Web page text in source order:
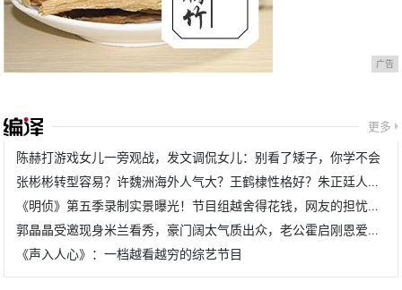
广告
更多
陈赫打游戏女儿一旁观战，发文调侃女儿：别看了矮子，你学不会
张彬彬转型容易？许魏洲海外人气大？王鹤棣性格好？朱正廷人好？
《明侦》第五季录制实景曝光！节目组越舍得花钱，网友的担忧越重
郭晶晶受邀现身米兰看秀，豪门阔太气质出众，老公霍启刚恩爱同行
《声入人心》：一档越看越穷的综艺节目